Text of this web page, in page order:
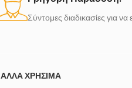
Σύντομες διαδικασίες για
ΆΛΛΑ ΧΡΉΣΙΜΑ